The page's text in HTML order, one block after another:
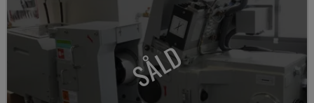
SÅLD